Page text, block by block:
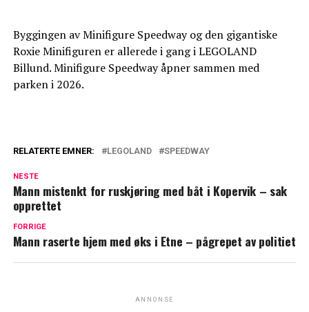
Byggingen av Minifigure Speedway og den gigantiske
Roxie Minifiguren er allerede i gang i LEGOLAND
Billund. Minifigure Speedway åpner sammen med
parken i 2026.
RELATERTE EMNER: LEGOLAND SPEEDWAY
NESTE
Mann mistenkt for ruskjøring med båt i Kopervik – sak
opprettet
FORRIGE
Mann raserte hjem med øks i Etne – pågrepet av politiet
ANNONSE